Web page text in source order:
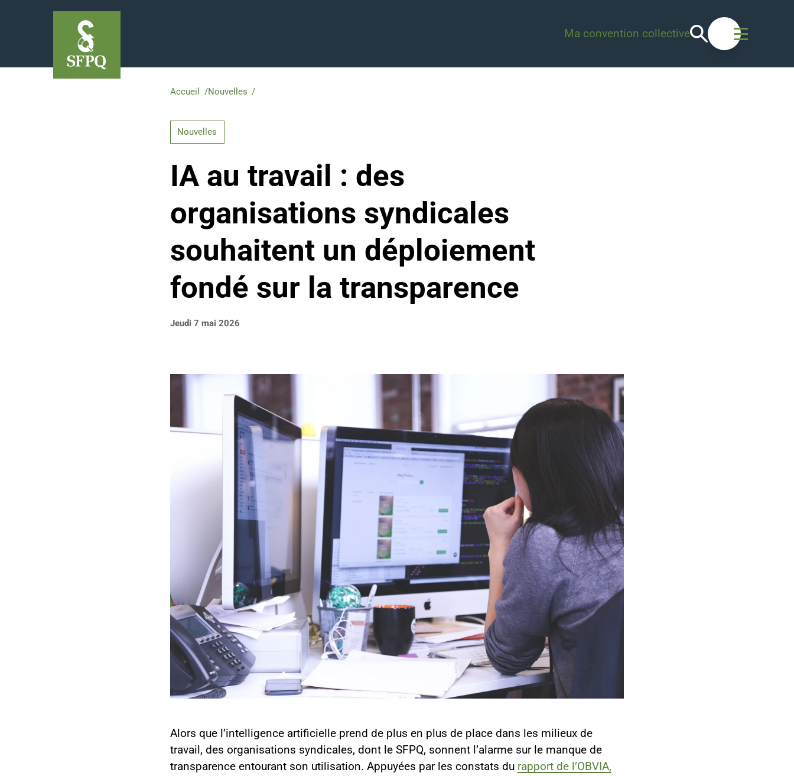
Ma convention collectiveRecherche
Ouvrir le
Accueil /Nouvelles /
Nouvelles
IA au travail : des
organisations syndicales
souhaitent un déploiement
fondé sur la transparence
Jeudi 7 mai 2026
Alors que l’intelligence artificielle prend de plus en plus de place dans les milieux de
travail, des organisations syndicales, dont le SFPQ, sonnent l’alarme sur le manque de
transparence entourant son utilisation. Appuyées par les constats du rapport de l’OBVIA,